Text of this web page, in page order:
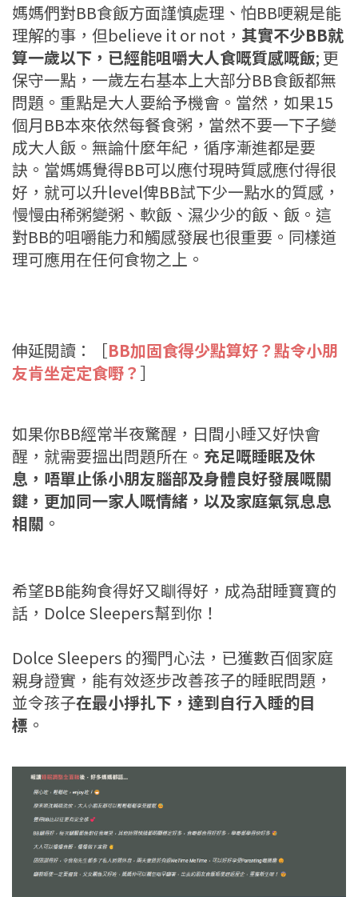
媽媽們對BB食飯方面謹慎處理、怕BB哽親是能
理解的事，但believe it or not， 其實不少BB就
算一歲以下，已經能咀嚼大人食嘅質感嘅飯; 更
保守一點，一歲左右基本上大部分BB食飯都無
問題。重點是大人要給予機會。當然，如果15
個月BB本來依然每餐食粥，當然不要一下子變
成大人飯。無論什麼年紀，循序漸進都是要
訣。當媽媽覺得BB可以應付現時質感應付得很
好，就可以升level俾BB試下少一點水的質感，
慢慢由稀粥變粥、軟飯、濕少少的飯、飯。這
對BB的咀嚼能力和觸感發展也很重要。同樣道
理可應用在任何食物之上。
伸延閱讀：［BB加固食得少點算好？點令小朋
友肯坐定定食嘢？ ］
如果你BB經常半夜驚醒，日間小睡又好快會
醒，就需要搵出問題所在。 充足嘅睡眠及休
息，唔單止係小朋友腦部及身體良好發展嘅關
鍵，更加同一家人嘅情緒，以及家庭氣氛息息
相關 。
希望BB能夠食得好又瞓得好，成為甜睡寶寶的
話，Dolce Sleepers幫到你！
Dolce Sleepers 的獨門心法，已獲數百個家庭
親身證實，能有效逐步改善孩子的睡眠問題，
並令孩子在最小掙扎下，達到自行入睡的目
標 。